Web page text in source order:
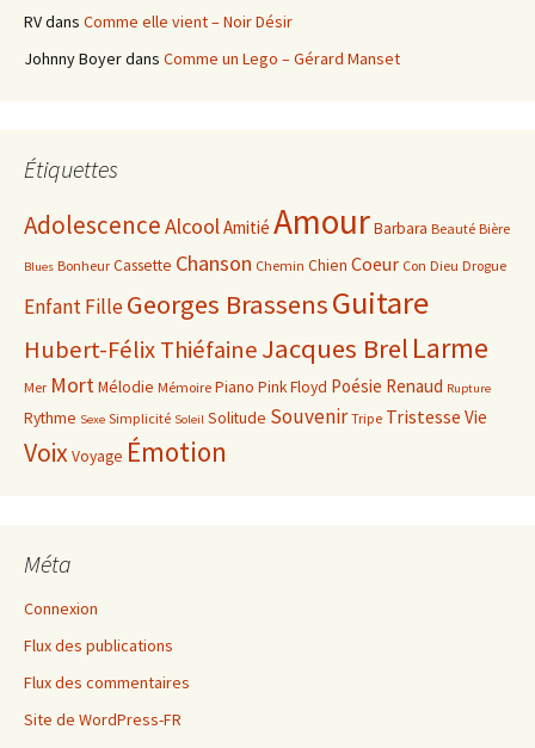
RVdans Comme elle vient – Noir Désir
Johnny Boyerdans Comme un Lego – Gérard Manset
Étiquettes
AdolescenceAlcoolAmitié AmourBarbara Beauté Bière
Blues Bonheur Cassette Chanson Chemin Chien Coeur Con Dieu Drogue
EnfantFilleGeorges BrassensGuitare
Hubert-Félix ThiéfaineJacques Brel Larme
Mer MortMélodie Mémoire Piano Pink Floyd Poésie Renaud Rupture
Rythme Sexe Simplicité Soleil Solitude Souvenir Tripe Tristesse Vie
VoixVoyage Émotion
Méta
Connexion
Flux des publications
Flux des commentaires
Site de WordPress-FR